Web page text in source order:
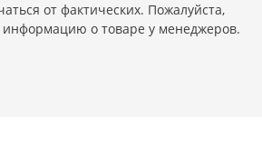
от фактических. Пожалуйста,
информацию о товаре у менеджеров.